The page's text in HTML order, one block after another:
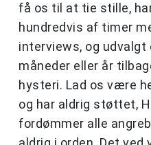
få os til at tie stille,
hundredvis af timer
interviews, og udvalgt
måneder eller år
hysteri. Lad os være
og har aldrig støttet,
fordømmer alle